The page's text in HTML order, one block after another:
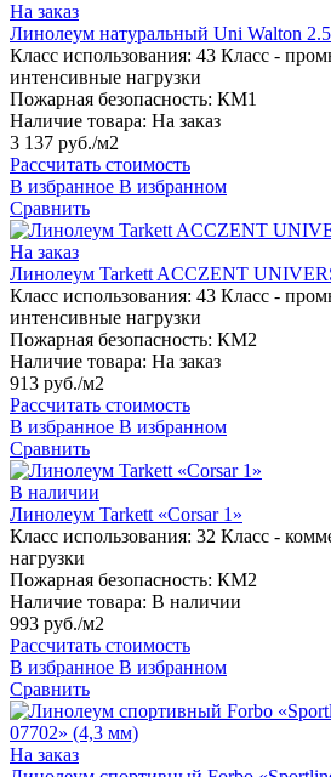
На заказ
Линолеум натуральный Uni Walton
Класс использования: 43 Класс -
интенсивные нагрузки
Пожарная безопасность: КМ1
Наличие товара: На заказ
3 137 руб./м2
Рассчитать стоимость
В избранное В избранном
Сравнить
На заказ
Линолеум Tarkett ACCZENT
Класс использования: 43 Класс -
интенсивные нагрузки
Пожарная безопасность: КМ2
Наличие товара: На заказ
913 руб./м2
Рассчитать стоимость
В избранное В избранном
Сравнить
В наличии
Линолеум Tarkett «Corsar 1»
Класс использования: 32 Класс -
нагрузки
Пожарная безопасность: КМ2
Наличие товара: В наличии
993 руб./м2
Рассчитать стоимость
В избранное В избранном
Сравнить
На заказ